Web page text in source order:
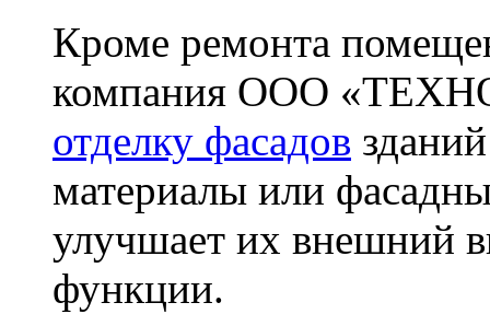
Кроме ремонта
компания ООО
отделку фасадов
материалы или
улучшает их внешний
функции.